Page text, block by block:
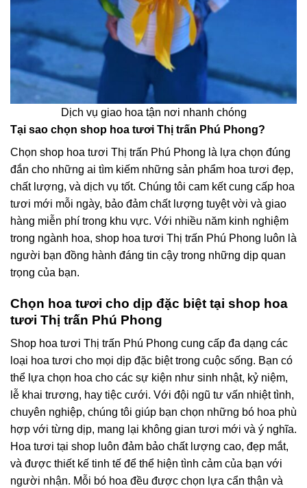
Dịch vụ giao hoa tận nơi nhanh chóng
Tại sao chọn shop hoa tươi Thị trấn Phú Phong?
Chọn shop hoa tươi Thị trấn Phú Phong là lựa chọn đúng
đắn cho những ai tìm kiếm những sản phẩm hoa tươi đẹp,
chất lượng, và dịch vụ tốt. Chúng tôi cam kết cung cấp hoa
tươi mới mỗi ngày, bảo đảm chất lượng tuyệt vời và giao
hàng miễn phí trong khu vực. Với nhiều năm kinh nghiệm
trong ngành hoa, shop hoa tươi Thị trấn Phú Phong luôn là
người bạn đồng hành đáng tin cậy trong những dịp quan
trọng của bạn.
Chọn hoa tươi cho dịp đặc biệt tại shop hoa
tươi Thị trấn Phú Phong
Shop hoa tươi Thị trấn Phú Phong cung cấp đa dạng các
loại hoa tươi cho mọi dịp đặc biệt trong cuộc sống. Bạn có
thể lựa chọn hoa cho các sự kiện như sinh nhật, kỷ niệm,
lễ khai trương, hay tiệc cưới. Với đội ngũ tư vấn nhiệt tình,
chuyên nghiệp, chúng tôi giúp bạn chọn những bó hoa phù
hợp với từng dịp, mang lại không gian tươi mới và ý nghĩa.
Hoa tươi tại shop luôn đảm bảo chất lượng cao, đẹp mắt,
và được thiết kế tinh tế để thể hiện tình cảm của bạn với
người nhận. Mỗi bó hoa đều được chọn lựa cẩn thận và